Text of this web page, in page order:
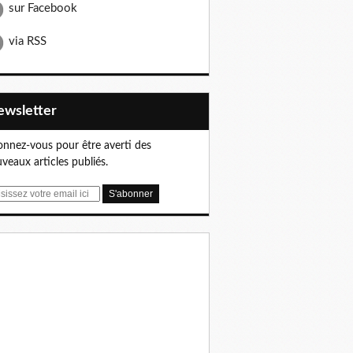
sur Facebook
via RSS
vous pour être averti des
articles publiés.